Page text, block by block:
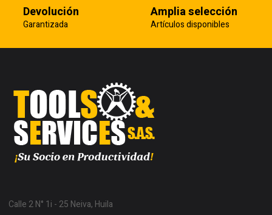
Devolución
Garantizada
Amplia selección
Artículos disponibles
Calle 2 N° 1i - 25 Neiva, Huila